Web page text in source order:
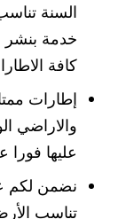
السنة
خدمة بنشر
كافة
إطارات
والاراضي
عليها فورا
نضمن لكم
تناسب